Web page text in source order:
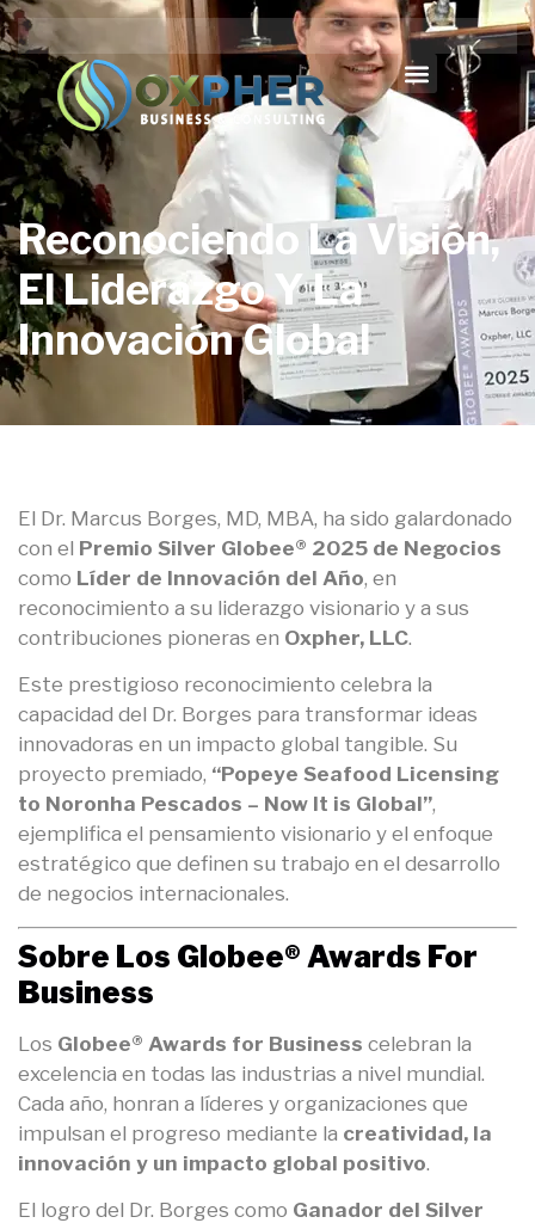
Reconociendo La Visión,
El Liderazgo Y La
Innovación Global
El Dr. Marcus Borges, MD, MBA, ha sido galardonado
con el Premio Silver Globee® 2025 de Negocios
como Líder de Innovación del Año, en
reconocimiento a su liderazgo visionario y a sus
contribuciones pioneras en Oxpher, LLC.
Este prestigioso reconocimiento celebra la
capacidad del Dr. Borges para transformar ideas
innovadoras en un impacto global tangible. Su
proyecto premiado, “Popeye Seafood Licensing
to Noronha Pescados – Now It is Global”,
ejemplifica el pensamiento visionario y el enfoque
estratégico que definen su trabajo en el desarrollo
de negocios internacionales.
Sobre Los Globee® Awards For
Business
Los Globee® Awards for Business celebran la
excelencia en todas las industrias a nivel mundial.
Cada año, honran a líderes y organizaciones que
impulsan el progreso mediante la creatividad, la
innovación y un impacto global positivo.
El logro del Dr. Borges como Ganador del Silver